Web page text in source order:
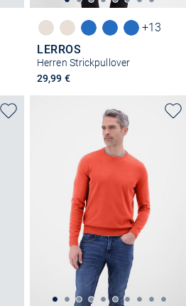
+13
LERROS
Herren Strickpullover
29,99 €